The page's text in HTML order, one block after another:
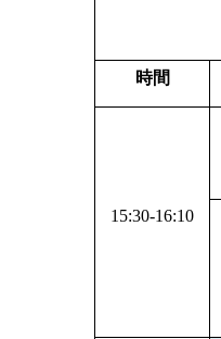
時間
15:30-16:10